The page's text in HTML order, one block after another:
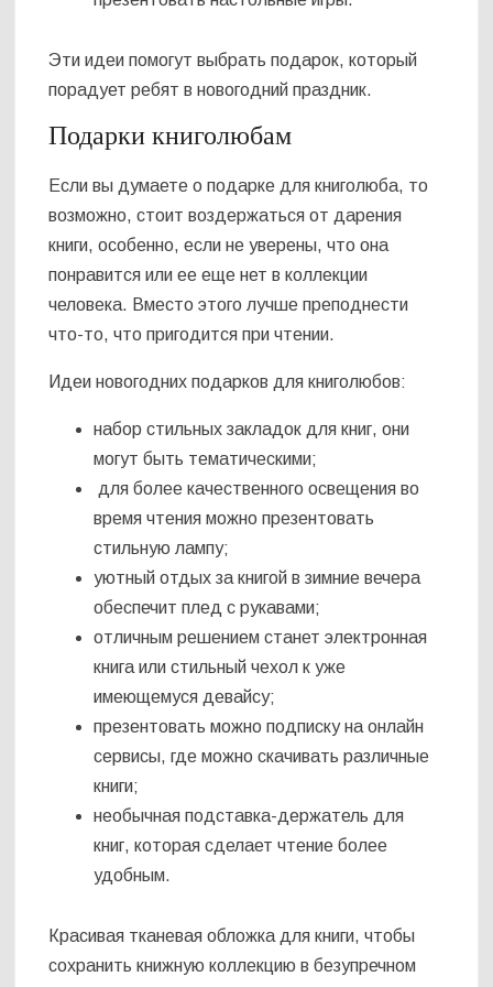
Эти идеи помогут выбрать подарок, который
порадует ребят в новогодний праздник.
Подарки книголюбам
Если вы думаете о подарке для книголюба, то
возможно, стоит воздержаться от дарения
книги, особенно, если не уверены, что она
понравится или ее еще нет в коллекции
человека. Вместо этого лучше преподнести
что-то, что пригодится при чтении.
Идеи новогодних подарков для книголюбов:
набор стильных закладок для книг, они
могут быть тематическими;
для более качественного освещения во
время чтения можно презентовать
стильную лампу;
уютный отдых за книгой в зимние вечера
обеспечит плед с рукавами;
отличным решением станет электронная
книга или стильный чехол к уже
имеющемуся девайсу;
презентовать можно подписку на онлайн
сервисы, где можно скачивать различные
книги;
необычная подставка-держатель для
книг, которая сделает чтение более
удобным.
Красивая тканевая обложка для книги, чтобы
сохранить книжную коллекцию в безупречном